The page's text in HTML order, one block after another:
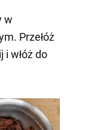
w
Przełóż
i włóż do